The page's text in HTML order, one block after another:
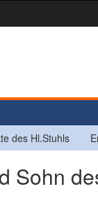
des Hl.Stuhls
Sohn